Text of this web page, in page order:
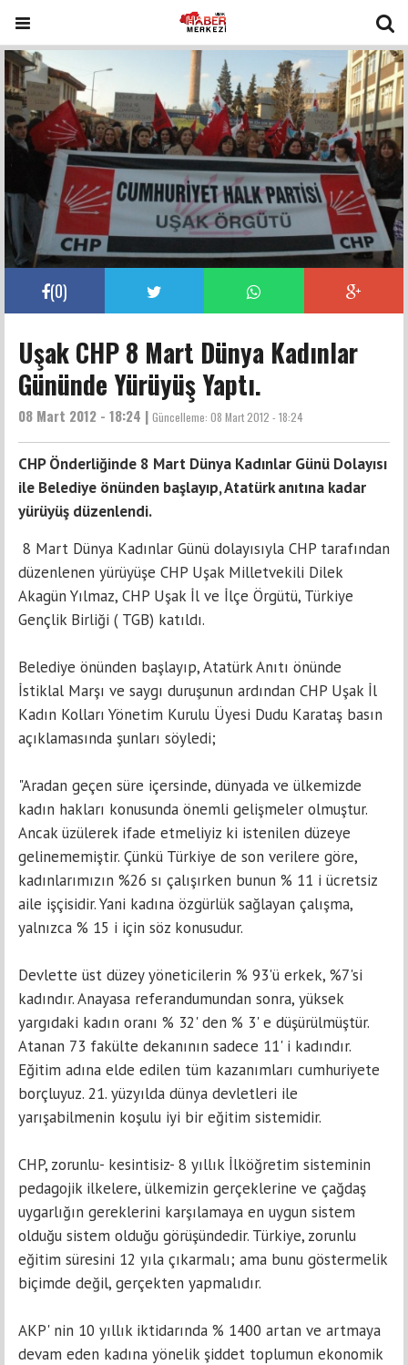
(0)
Uşak CHP 8 Mart Dünya Kadınlar
Gününde Yürüyüş Yaptı.
08 Mart 2012 - 18:24 | Güncelleme: 08 Mart 2012 - 18:24
CHP Önderliğinde 8 Mart Dünya Kadınlar Günü Dolayısı
ile Belediye önünden başlayıp, Atatürk anıtına kadar
yürüyüş düzenlendi.
8 Mart Dünya Kadınlar Günü dolayısıyla CHP tarafından
düzenlenen yürüyüşe CHP Uşak Milletvekili Dilek
Akagün Yılmaz, CHP Uşak İl ve İlçe Örgütü, Türkiye
Gençlik Birliği ( TGB) katıldı.
Belediye önünden başlayıp, Atatürk Anıtı önünde
İstiklal Marşı ve saygı duruşunun ardından CHP Uşak İl
Kadın Kolları Yönetim Kurulu Üyesi Dudu Karataş basın
açıklamasında şunları söyledi;
"Aradan geçen süre içersinde, dünyada ve ülkemizde
kadın hakları konusunda önemli gelişmeler olmuştur.
Ancak üzülerek ifade etmeliyiz ki istenilen düzeye
gelinememiştir. Çünkü Türkiye de son verilere göre,
kadınlarımızın %26 sı çalışırken bunun % 11 i ücretsiz
aile işçisidir. Yani kadına özgürlük sağlayan çalışma,
yalnızca % 15 i için söz konusudur.
Devlette üst düzey yöneticilerin % 93'ü erkek, %7'si
kadındır. Anayasa referandumundan sonra, yüksek
yargıdaki kadın oranı % 32' den % 3' e düşürülmüştür.
Atanan 73 fakülte dekanının sadece 11' i kadındır.
Eğitim adına elde edilen tüm kazanımları cumhuriyete
borçluyuz. 21. yüzyılda dünya devletleri ile
yarışabilmenin koşulu iyi bir eğitim sistemidir.
CHP, zorunlu- kesintisiz- 8 yıllık İlköğretim sisteminin
pedagojik ilkelere, ülkemizin gerçeklerine ve çağdaş
uygarlığın gereklerini karşılamaya en uygun sistem
olduğu sistem olduğu görüşündedir. Türkiye, zorunlu
eğitim süresini 12 yıla çıkarmalı; ama bunu göstermelik
biçimde değil, gerçekten yapmalıdır.
AKP' nin 10 yıllık iktidarında % 1400 artan ve artmaya
devam eden kadına yönelik şiddet toplumun ekonomik